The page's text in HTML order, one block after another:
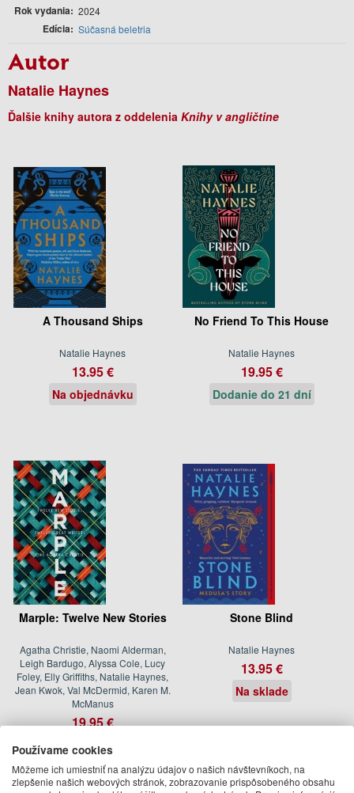
Rok vydania 2024
Edícia Súčasná beletria
Autor
Natalie Haynes
Ďalšie knihy autora z oddelenia Knihy v angličtine
A Thousand Ships
Natalie Haynes
13.95 €
Na objednávku
No Friend To This House
Natalie Haynes
19.95 €
Dodanie do 21 dní
Marple: Twelve New Stories
Agatha Christie, Naomi Alderman,
Leigh Bardugo, Alyssa Cole, Lucy
Foley, Elly Griffiths, Natalie Haynes,
Jean Kwok, Val McDermid, Karen M.
McManus
19.95 €
Na sklade
Stone Blind
Natalie Haynes
13.95 €
Na sklade
Používame cookies
Môžeme ich umiestniť na analýzu údajov o našich návštevníkoch, na
zlepšenie našich webových stránok, zobrazovanie prispôsobeného obsahu